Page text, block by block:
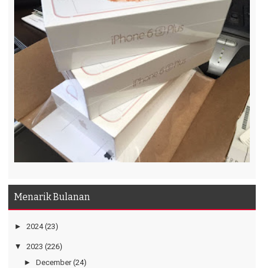
Menarik Bulanan
► 2024 (23)
▼ 2023 (226)
► December (24)